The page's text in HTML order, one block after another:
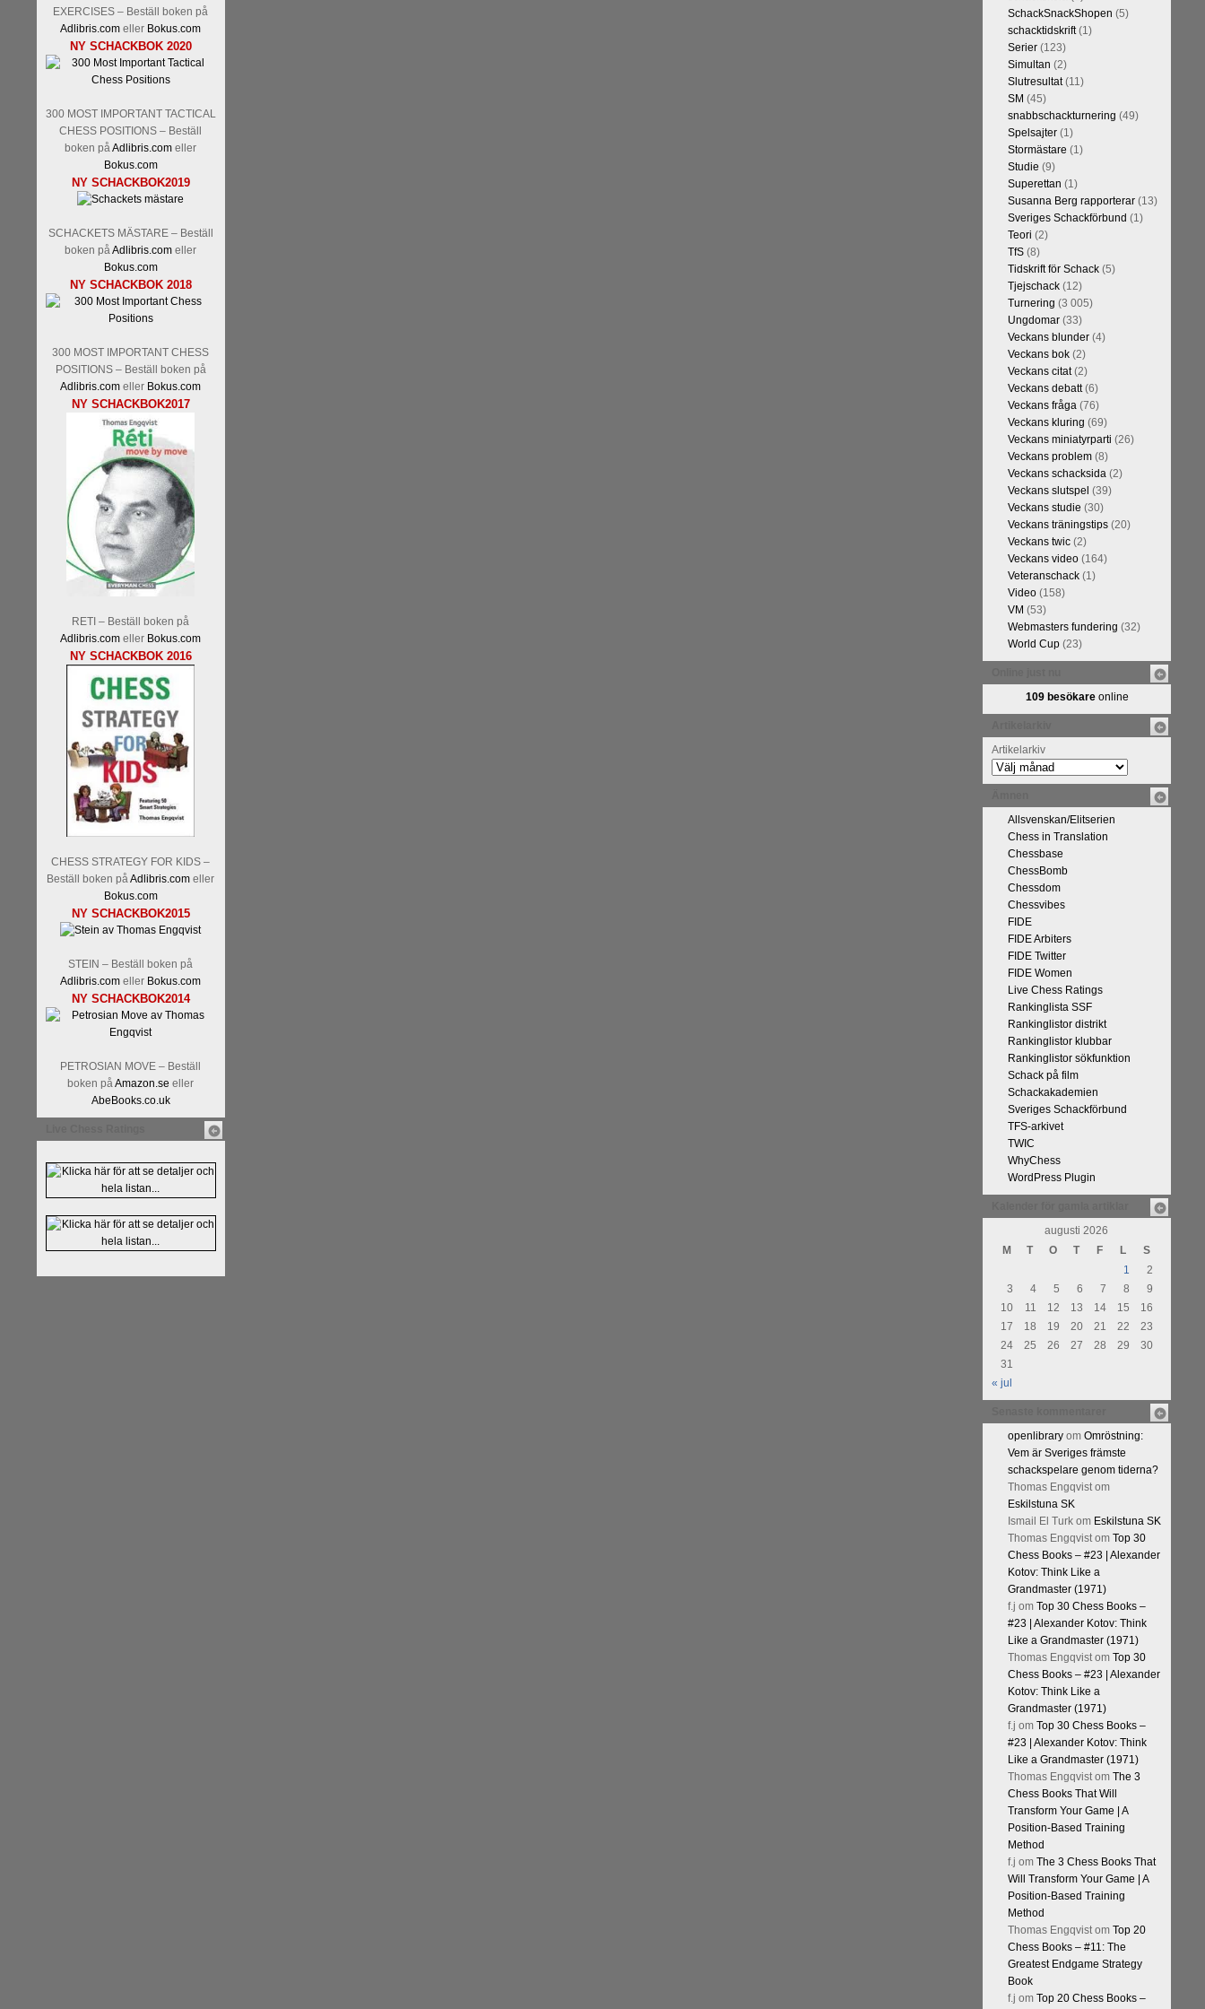
EXERCISES – Beställ boken på
Adlibris.com eller Bokus.com
NY SCHACKBOK 2020
300 MOST IMPORTANT TACTICAL
CHESS POSITIONS – Beställ
boken påAdlibris.com eller
Bokus.com
NY SCHACKBOK2019
SCHACKETS MÄSTARE – Beställ
boken påAdlibris.com eller
Bokus.com
NY SCHACKBOK 2018
300 MOST IMPORTANT CHESS
POSITIONS – Beställ boken på
Adlibris.com eller Bokus.com
NY SCHACKBOK2017
RETI – Beställ boken på
Adlibris.com eller Bokus.com
NY SCHACKBOK 2016
CHESS STRATEGY FOR KIDS –
Beställ boken på Adlibris.com eller
Bokus.com
NY SCHACKBOK2015
STEIN – Beställ boken på
Adlibris.com eller Bokus.com
NY SCHACKBOK2014
PETROSIAN MOVE – Beställ
boken på Amazon.se eller
AbeBooks.co.uk
SchackSnackShopen (5)
schacktidskrift(1)
Serier(123)
Simultan (2)
Slutresultat(11)
SM (45)
snabbschackturnering (49)
Spelsajter(1)
Stormästare (1)
Studie (9)
Superettan (1)
Susanna Berg rapporterar(13)
Sveriges Schackförbund (1)
Teori (2)
TfS(8)
Tidskrift för Schack(5)
Tjejschack(12)
Turnering (3 005)
Ungdomar(33)
Veckans blunder(4)
Veckans bok(2)
Veckans citat(2)
Veckans debatt(6)
Veckans fråga(76)
Veckans kluring (69)
Veckans miniatyrparti (26)
Veckans problem(8)
Veckans schacksida(2)
Veckans slutspel (39)
Veckans studie (30)
Veckans träningstips(20)
Veckans twic(2)
Veckans video(164)
Veteranschack(1)
Video(158)
VM (53)
Webmasters fundering (32)
World Cup(23)
109 besökareonline
Artikelarkiv
Allsvenskan/Elitserien
Chess in Translation
Chessbase
ChessBomb
Chessdom
Chessvibes
FIDE
FIDE Arbiters
FIDE Twitter
FIDE Women
Live Chess Ratings
Rankinglista SSF
Rankinglistor distrikt
Rankinglistor klubbar
Rankinglistor sökfunktion
Schack på film
Schackakademien
Sveriges Schackförbund
TFS-arkivet
TWIC
WhyChess
WordPress Plugin
augusti 2026
M
T O T F L
S
1
2
3
4 5 6 7 8
9
10
11 12 13 14 15
16
17
18 19 20 21 22
23
24
25 26 27 28 29
30
31
« jul
openlibraryom Omröstning:
Vem är Sveriges främste
schackspelare genom tiderna?
Thomas Engqvistom
Eskilstuna SK
Ismail El Turkom Eskilstuna SK
Thomas Engqvistom Top 30
Chess Books – #23 | Alexander
Kotov: Think Like a
Grandmaster (1971)
f.j om Top 30 Chess Books –
#23 | Alexander Kotov: Think
Like a Grandmaster (1971)
Thomas Engqvistom Top 30
Chess Books – #23 | Alexander
Kotov: Think Like a
Grandmaster (1971)
f.j om Top 30 Chess Books –
#23 | Alexander Kotov: Think
Like a Grandmaster (1971)
Thomas Engqvistom The 3
Chess Books That Will
Transform Your Game | A
Position-Based Training
Method
f.j om The 3 Chess Books That
Will Transform Your Game | A
Position-Based Training
Method
Thomas Engqvistom Top 20
Chess Books – #11: The
Greatest Endgame Strategy
Book
f.j om Top 20 Chess Books –